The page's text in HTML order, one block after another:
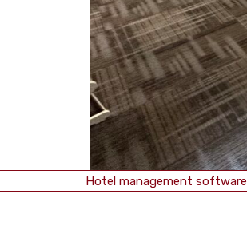
Hotel management software